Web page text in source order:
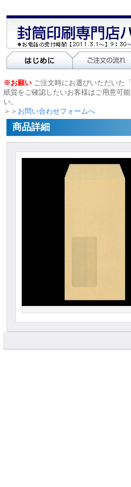
※お願い ご注文時にお選びいただいた
紙質をご確認したいお客様はご用意可
い。
＞＞ お問い合わせフォームへ
商品詳細